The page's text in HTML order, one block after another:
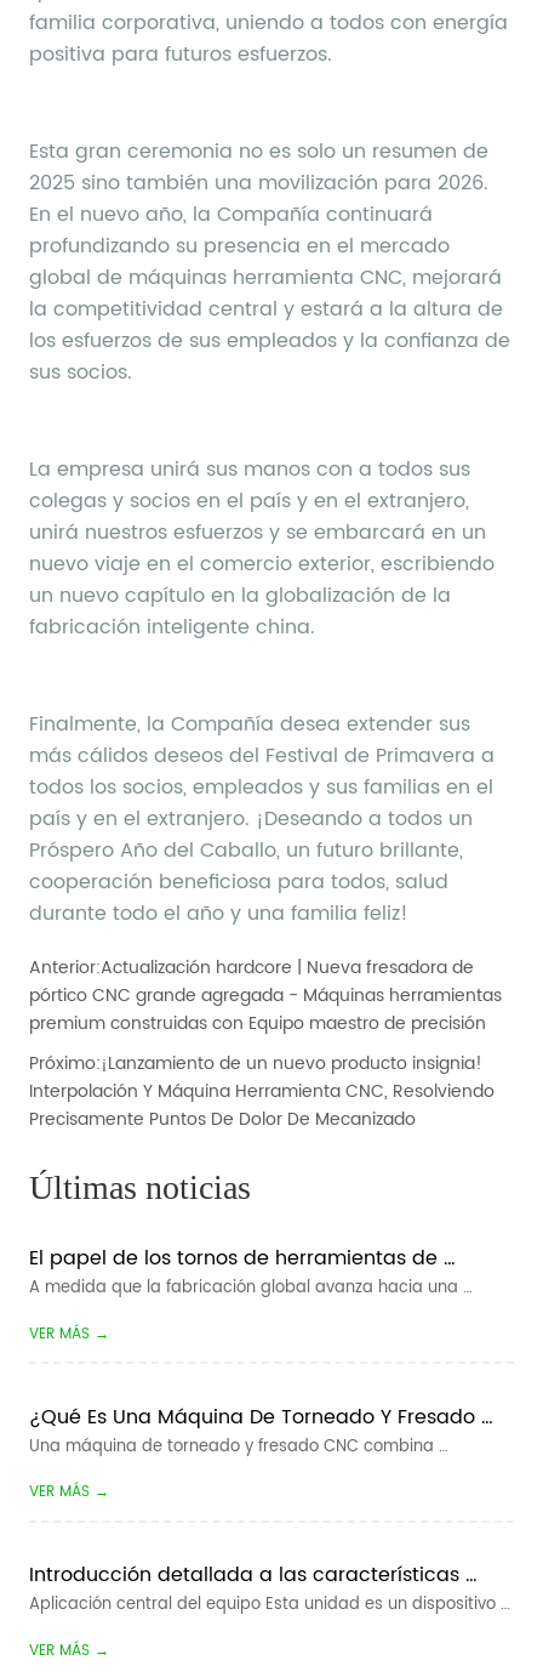
Anterior:Actualización hardcore | Nueva fresadora de
pórtico CNC grande agregada - Máquinas herramientas
premium construidas con Equipo maestro de precisión
Próximo:¡Lanzamiento de un nuevo producto insignia!
Interpolación Y Máquina Herramienta CNC, Resolviendo
Precisamente Puntos De Dolor De Mecanizado
Últimas noticias
El papel de los tornos de herramientas de
pandillas en la fabricación inteligente
A medida que la fabricación global avanza hacia una
producción más flexible, la fabricación inteligente se ha
mecanizado CNC. Para los fabric...
VER MÁS →
¿Qué Es Una Máquina De Torneado Y Fresado
CNC?
Una máquina de torneado y fresado CNC combina
operaciones de torneado y fresado dentro de una máquina
herramienta controlada por computadora. Está diseñado
rotativas, como diámetros, cónicos y r...
VER MÁS →
Introducción detallada a las características
básicas y ventajas de la revista rotativa y el
robot colaborativo
Aplicación central del equipo Esta unidad es un dispositivo
máquinas herramienta CNC. Automatiza completamente la
VER MÁS →